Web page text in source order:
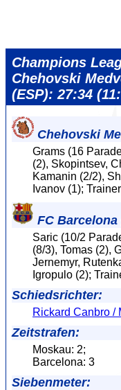
Champions
Chehovski
(ESP): 27:34
Chehovski
Grams (16
(2), Skopintsev,
Kamanin (2/2),
Ivanov (1);
FC Barcelona
Saric (10/2
(8/3), Tomas (2),
Jernemyr,
Igropulo (2);
Schiedsrichter:
Rickard Canbro /
Zeitstrafen:
Moskau: 2;
Barcelona: 3
Siebenmeter: